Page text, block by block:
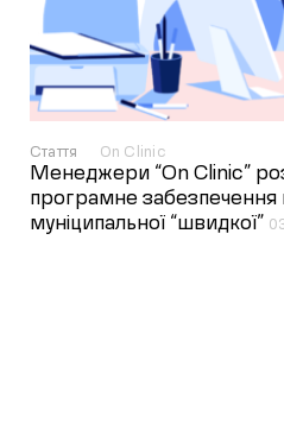
Стаття On Clinic
Менеджери “On Clinic”
програмне забезпечення
муніципальної “швидкої”